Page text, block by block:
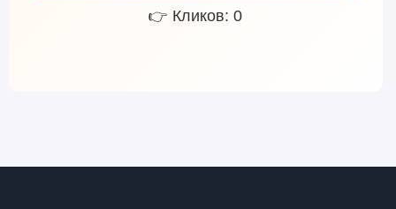
👉 Кликов: 0